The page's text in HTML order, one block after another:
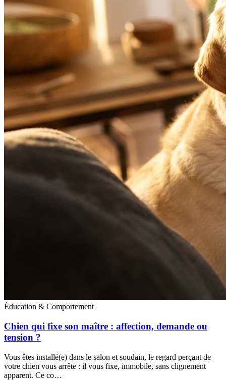
Éducation & Comportement
Chien qui fixe son maître : affection, demande ou
tension ?
Vous êtes installé(e) dans le salon et soudain, le regard perçant de
votre chien vous arrête : il vous fixe, immobile, sans clignement
apparent. Ce co…